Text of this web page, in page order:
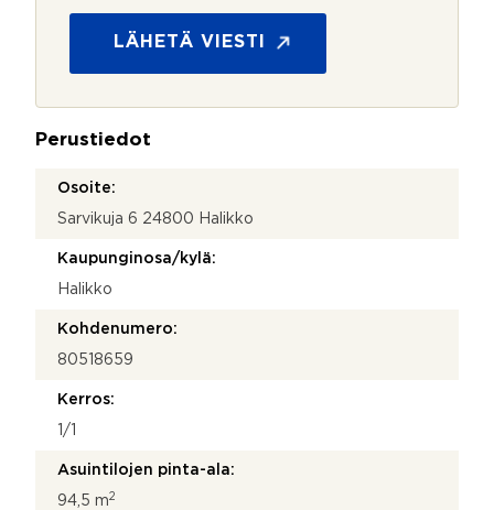
o
*
i
*
LÄHETÄ VIESTI
Perustiedot
Osoite:
Sarvikuja 6 24800 Halikko
Kaupunginosa/kylä:
Halikko
Kohdenumero:
80518659
Kerros:
1/1
Asuintilojen pinta-ala:
94,5 m2